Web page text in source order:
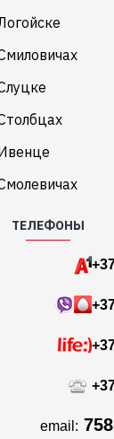
ТЕЛЕФОНЫ
email: